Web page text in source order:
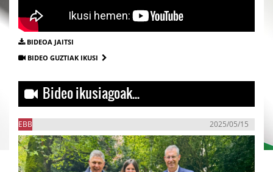
BIDEOA JAITSI
BIDEO GUZTIAK IKUSI
Bideo ikusiagoak...
EBB 2025/05/15